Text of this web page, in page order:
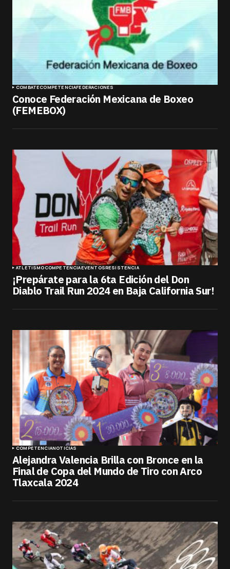
COMBATECOMPETENCIAFEDERACIONES
Conoce Federación Mexicana de Boxeo
(FEMEBOX)
ATLETISMOCOMPETENCIAEVENTOSRESISTENCIA
¡Prepárate para la 6ta Edición del Don
Diablo Trail Run 2024 en Baja California Sur!
COMPETENCIANOTICIAS
Alejandra Valencia Brilla con Bronce en la
Final de Copa del Mundo de Tiro con Arco
Tlaxcala 2024